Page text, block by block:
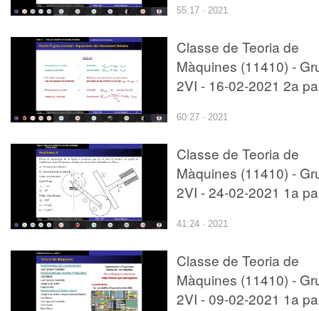
55:17 · 2021
Classe de Teoria de
Màquines (11410) -
2VI - 16-02-2021 2a
60:27 · 2021
Classe de Teoria de
Màquines (11410) -
2VI - 24-02-2021 1a
41:24 · 2021
Classe de Teoria de
Màquines (11410) -
2VI - 09-02-2021 1a